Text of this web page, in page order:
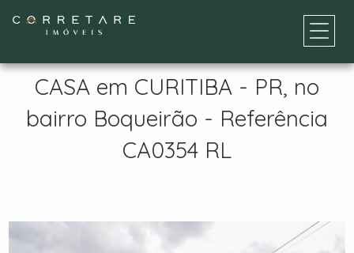
CASA em CURITIBA - PR, no
bairro Boqueirão - Referência
CA0354 RL